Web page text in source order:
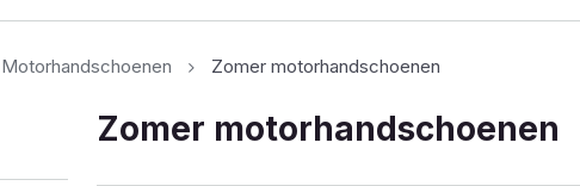
Motorhandschoenen Zomer motorhandschoenen
Zomer motorhandschoenen